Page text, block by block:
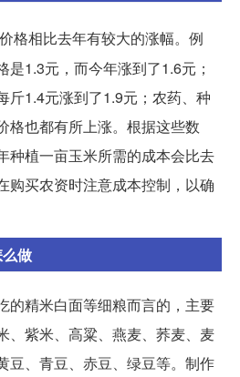
格相比去年有较大的涨幅。例
1.3元，而今年涨到了1.6元；
斤1.4元涨到了1.9元；农药、种
格也都有所上涨。根据这些数
种植一亩玉米所需的成本会比去
购买农资时注意成本控制，以确
做
的精米白面等细粮而言的，主要
、紫米、高粱、燕麦、荞麦、麦
豆、青豆、赤豆、绿豆等。制作